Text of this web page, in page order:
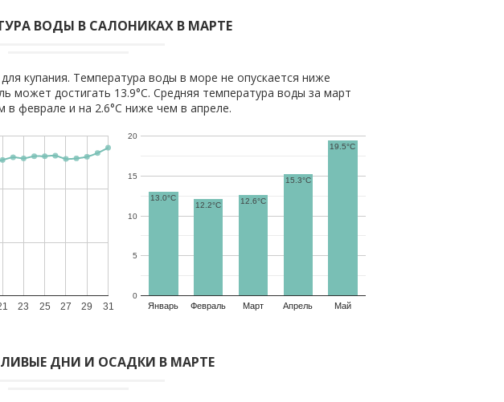
ВОДЫ В САЛОНИКАХ В МАРТЕ
купания. Температура воды в море не опускается ниже
может достигать 13.9°C. Средняя температура воды за март
в феврале и на 2.6°C ниже чем в апреле.
23 25 27 29 31 Январь Февраль Март Апрель Май
0
5
10
15
20
13.0°C
12.2°C
12.6°C
15.3°C
19.5°C
ДНИ И ОСАДКИ В МАРТЕ